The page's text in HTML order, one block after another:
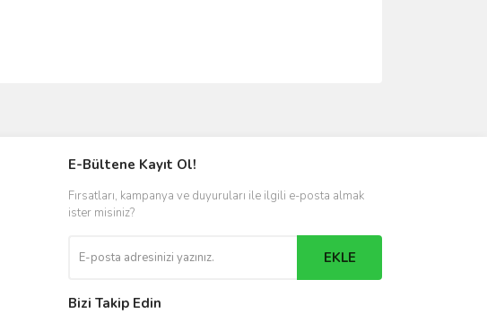
E-Bültene Kayıt Ol!
Fırsatları, kampanya ve duyuruları ile ilgili e-posta almak
ister misiniz?
EKLE
Bizi Takip Edin